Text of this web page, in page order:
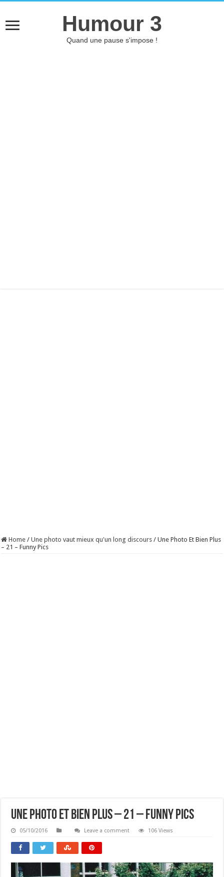
Humour 3
Quand une pause s'impose !
Home / Une photo vaut mieux qu'un long discours / Une Photo Et Bien Plus
– 21 – Funny Pics
Une Photo Et Bien Plus – 21 – Funny Pics
05/10/2016 Leave a comment 106 Views